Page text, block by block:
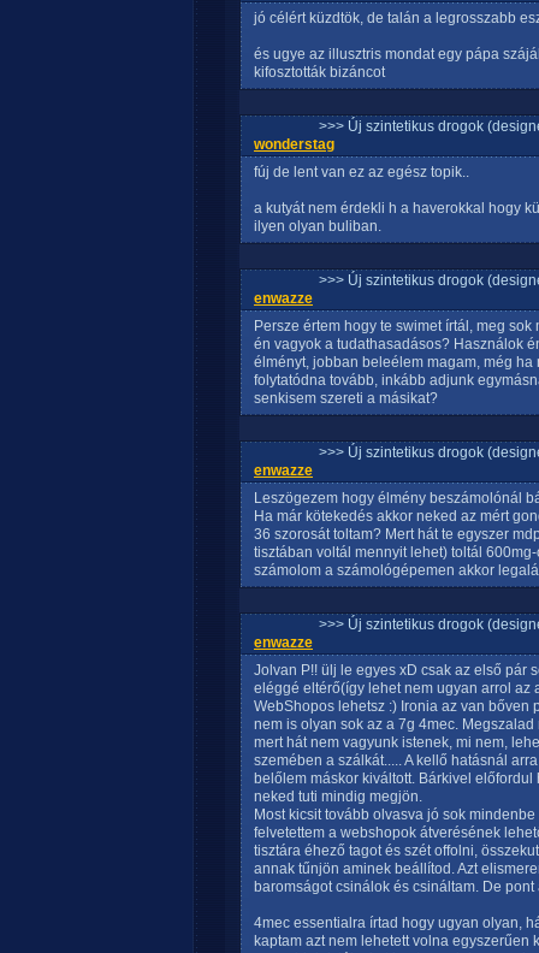
jó célért küzdtök, de talán a legrosszabb
és ugye az illusztris mondat egy pápa
kifosztották bizáncot
>>> Új szintetikus drogok
wonderstag
fúj de lent van ez az egész topik..
a kutyát nem érdekli h a haverokkal hogy
ilyen olyan buliban.
>>> Új szintetikus drogok
enwazze
Persze értem hogy te swimet írtál, meg
én vagyok a tudathasadásos? Használok
élményt, jobban beleélem magam, még
folytatódna tovább, inkább adjunk
senkisem szereti a másikat?
>>> Új szintetikus drogok
enwazze
Leszögezem hogy élmény beszámolónál
Ha már kötekedés akkor neked az mért
36 szorosát toltam? Mert hát te egyszer
tisztában voltál mennyit lehet) toltál
számolom a számológépemen akkor
>>> Új szintetikus drogok
enwazze
Jolvan P!! ülj le egyes xD csak az első pár
eléggé eltérő(így lehet nem ugyan arrol az
WebShopos lehetsz :) Ironia az van
nem is olyan sok az a 7g 4mec.
mert hát nem vagyunk istenek, mi nem,
szemében a szálkát..... A kellő hatásnál
belőlem máskor kiváltott. Bárkivel
neked tuti mindig megjön.
Most kicsit tovább olvasva jó sok
felvetettem a webshopok átverésének
tisztára éhező tagot és szét offolni,
annak tűnjön aminek beállítod. Azt
baromságot csinálok és csináltam. De
4mec essentialra írtad hogy ugyan olyan,
kaptam azt nem lehetett volna egyszerűen